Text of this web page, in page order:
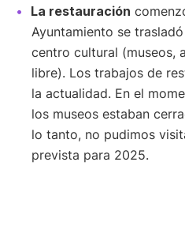
La restauración
Ayuntamiento se
centro cultural (museos,
libre). Los trabajos de
la actualidad. En el
los museos estaban
lo tanto, no pudimos
prevista para 2025.